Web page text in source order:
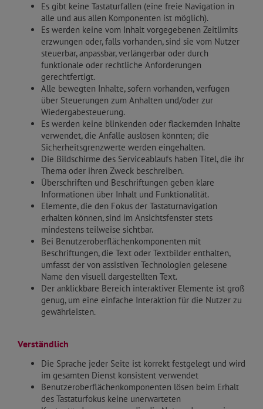
Es gibt keine Tastaturfallen (eine freie Navigation in
alle und aus allen Komponenten ist möglich).
Es werden keine vom Inhalt vorgegebenen Zeitlimits
erzwungen oder, falls vorhanden, sind sie vom Nutzer
steuerbar, anpassbar, verlängerbar oder durch
funktionale oder rechtliche Anforderungen
gerechtfertigt.
Alle bewegten Inhalte, sofern vorhanden, verfügen
über Steuerungen zum Anhalten und/oder zur
Wiedergabesteuerung.
Es werden keine blinkenden oder flackernden Inhalte
verwendet, die Anfälle auslösen könnten; die
Sicherheitsgrenzwerte werden eingehalten.
Die Bildschirme des Serviceablaufs haben Titel, die ihr
Thema oder ihren Zweck beschreiben.
Überschriften und Beschriftungen geben klare
Informationen über Inhalt und Funktionalität.
Elemente, die den Fokus der Tastaturnavigation
erhalten können, sind im Ansichtsfenster stets
mindestens teilweise sichtbar.
Bei Benutzeroberflächenkomponenten mit
Beschriftungen, die Text oder Textbilder enthalten,
umfasst der von assistiven Technologien gelesene
Name den visuell dargestellten Text.
Der anklickbare Bereich interaktiver Elemente ist groß
genug, um eine einfache Interaktion für die Nutzer zu
gewährleisten.
Verständlich
Die Sprache jeder Seite ist korrekt festgelegt und wird
im gesamten Dienst konsistent verwendet
Benutzeroberflächenkomponenten lösen beim Erhalt
des Tastaturfokus keine unerwarteten